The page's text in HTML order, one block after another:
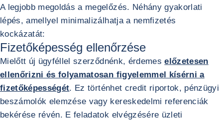
A legjobb megoldás a megelőzés. Néhány gyakorlati
lépés, amellyel minimalizálhatja a nemfizetés
kockázatát:
Fizetőképesség ellenőrzése
Mielőtt új ügyféllel szerződnénk, érdemeselőzetesen
ellenőrizni és folyamatosan figyelemmel kísérni a
fizetőképességét. Ez történhet credit riportok, pénzügyi
beszámolók elemzése vagy kereskedelmi referenciák
bekérése révén. E feladatok elvégzésére üzleti